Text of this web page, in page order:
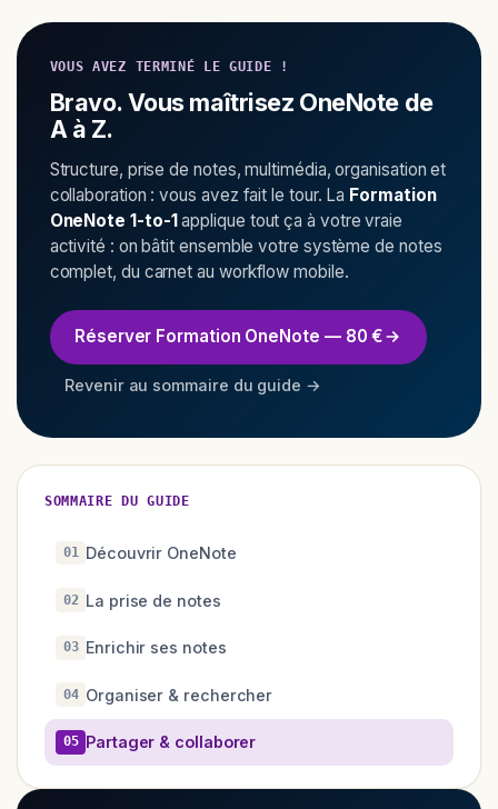
VOUS AVEZ TERMINÉ LE GUIDE !
Bravo. Vous maîtrisez OneNote de
A à Z.
Structure, prise de notes, multimédia, organisation et
collaboration : vous avez fait le tour. La Formation
OneNote 1-to-1applique tout ça à votre vraie
activité : on bâtit ensemble votre système de notes
complet, du carnet au workflow mobile.
Réserver Formation OneNote — 80 €
Revenir au sommaire du guide →
SOMMAIRE DU GUIDE
01 Découvrir OneNote
02 La prise de notes
03 Enrichir ses notes
04 Organiser & rechercher
05 Partager & collaborer